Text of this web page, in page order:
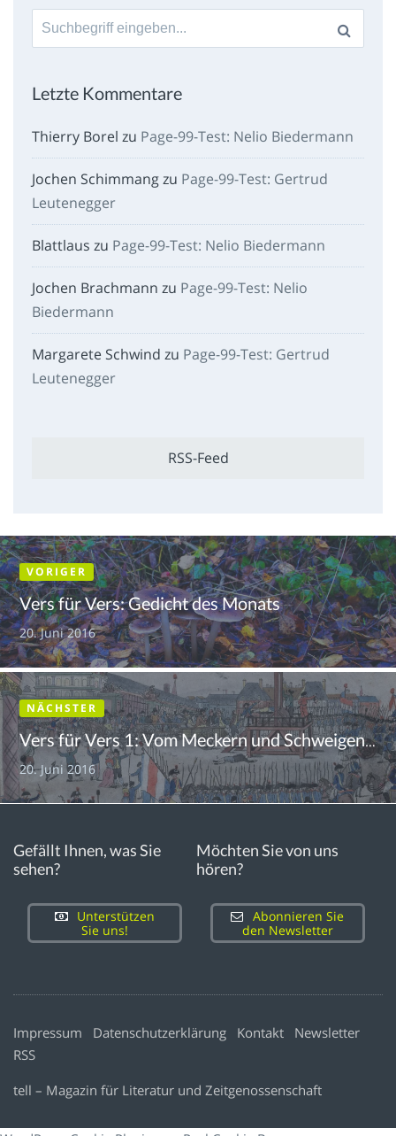
Suche
nach:
Letzte Kommentare
Thierry Borel zu Page-99-Test: Nelio Biedermann
Jochen Schimmangzu Page-99-Test: Gertrud
Leutenegger
Blattlaus zu Page-99-Test: Nelio Biedermann
Jochen Brachmann zu Page-99-Test: Nelio
Biedermann
Margarete Schwind zu Page-99-Test: Gertrud
Leutenegger
RSS-Feed
VORIGER
Vers für Vers: Gedicht des Monats
20. Juni 2016
NÄCHSTER
Vers für Vers 1: Vom Meckern und Schweigen der Weltgeschichte
20. Juni 2016
Gefällt Ihnen, was Sie
sehen?
Unterstützen
Sie uns!
Möchten Sie von uns
hören?
Abonnieren Sie
den Newsletter
Impressum Datenschutzerklärung Kontakt
Newsletter
RSS
tell – Magazin für Literatur und Zeitgenossenschaft